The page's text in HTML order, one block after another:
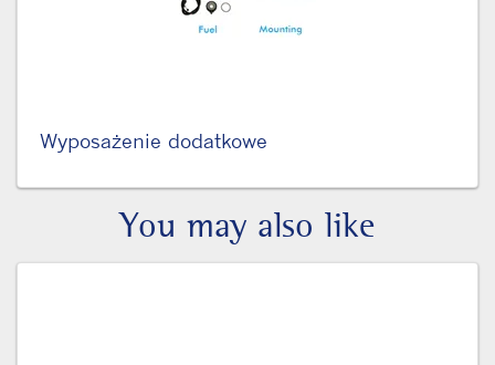
Wyposażenie dodatkowe
You may also like